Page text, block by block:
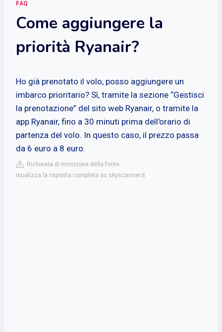
FAQ
Come aggiungere la
priorità Ryanair?
Ho già prenotato il volo, posso aggiungere un
imbarco prioritario? Sì, tramite la sezione “Gestisci
la prenotazione” del sito web Ryanair, o tramite la
app Ryanair, fino a 30 minuti prima dell'orario di
partenza del volo. In questo caso, il prezzo passa
da 6 euro a 8 euro.
Richiesta di rimozione della fonte
isualizza la risposta completa su skyscanner.it